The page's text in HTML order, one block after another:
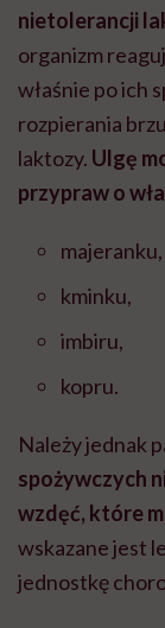
nietolerancji
organizm
właśnie po ich
rozpierania
laktozy. Ulgę
przypraw o
majeranku,
kminku,
imbiru,
kopru.
Należy jednak
spożywczych
wzdęć, które
wskazane jest
jednostkę